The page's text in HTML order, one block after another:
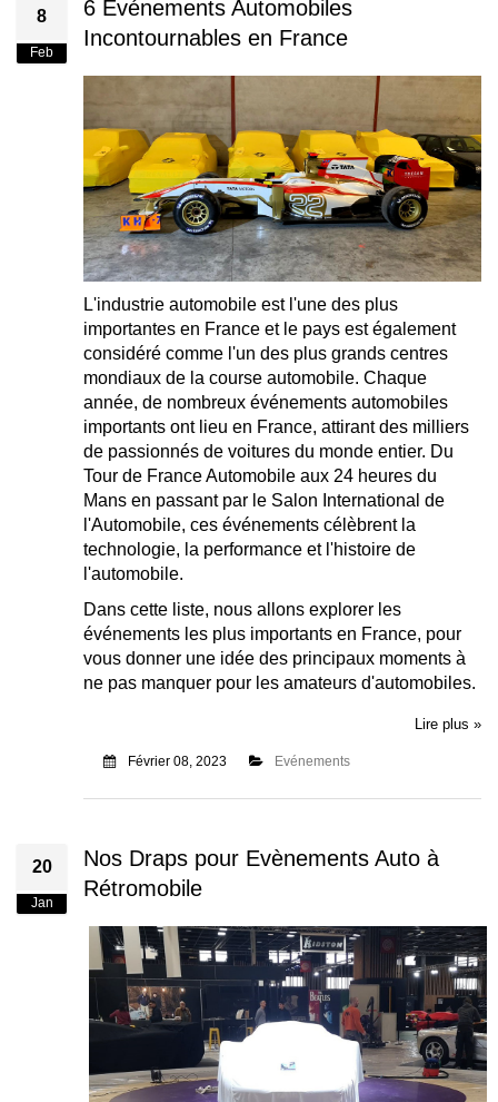
8
Feb
6 Evénements Automobiles
Incontournables en France
L'industrie automobile est l'une des plus
importantes en France et le pays est également
considéré comme l'un des plus grands centres
mondiaux de la course automobile. Chaque
année, de nombreux événements automobiles
importants ont lieu en France, attirant des milliers
de passionnés de voitures du monde entier. Du
Tour de France Automobile aux 24 heures du
Mans en passant par le Salon International de
l'Automobile, ces événements célèbrent la
technologie, la performance et l'histoire de
l'automobile.
Dans cette liste, nous allons explorer les
événements les plus importants en France, pour
vous donner une idée des principaux moments à
ne pas manquer pour les amateurs d'automobiles.
Lire plus »
Février 08, 2023 Evénements
20
Jan
Nos Draps pour Evènements Auto à
Rétromobile